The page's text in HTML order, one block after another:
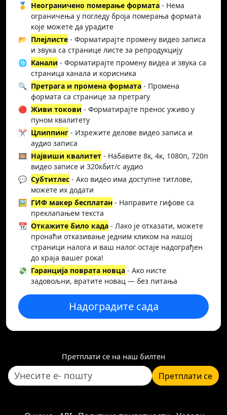
🥇 Неограничено померање формата - Нема
ограничења у погледу броја померања формата
које можете да урадите
📂 Плејлисте - Форматирајте промену видео записа
и звука са странице листе за репродукцију
🌐 Канали - Форматирајте промену видеа и звука са
страница канала и корисника
🔍 Претрага и промена формата - Промена
формата са странице за претрагу
🔴 Живи токови - Форматирајте пренос уживо у
пуном квалитету
✂️ Цлиппинг - Изрежите делове видео записа и
аудио записа
🎞️ Највиши квалитет - Набавите 8к, 4к, 1080п, 720п
видео записе и 320кбит/с аудио
💬 Субтитлес - Ако видео има доступне титлове,
можете их додати
🖼️ ГИФ макер бесплатан - Направите гифове са
преклапањем текста
📆 Откажите било када - Лако је отказати, можете
пронаћи отказивање једним кликом на нашој
страници налога и ваш налог остаје надограђен
до краја вашег рока!
💸 Гаранција поврата новца - Ако нисте
задовољни, вратите новац — без питања
Надоградите сада
Претплати се на наш билтен
Претплати се